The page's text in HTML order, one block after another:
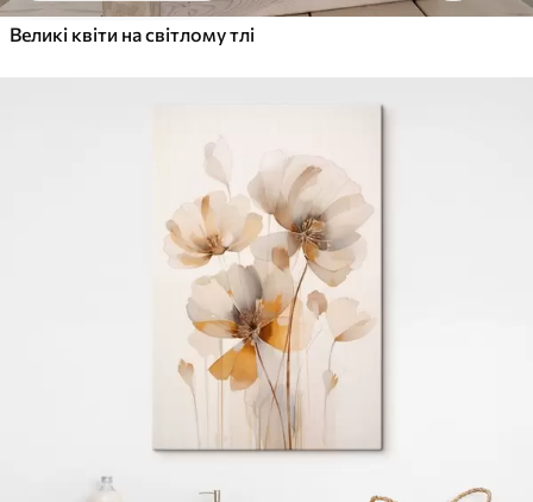
Великі квіти на світлому тлі